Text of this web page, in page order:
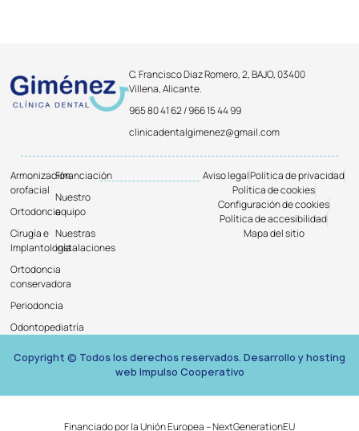
C. Francisco Diaz Romero, 2, BAJO, 03400
Villena, Alicante.
965 80 41 62 / 966 15 44 99
clinicadentalgimenez@gmail.com
Armonización
orofacial
Ortodoncia
Cirugía e
Implantología
Ortodoncia
conservadora
Periodoncia
Odontopediatría
Financiación
Nuestro
equipo
Nuestras
instalaciones
Aviso legalPolítica de privacidad
Política de cookies
Configuración de cookies
Política de accesibilidad
Mapa del sitio
Copyright © Todos los derechos reservados. Desarrollo y hosting
web Impulso Cooperativo
Financiado por la Unión Europea – NextGenerationEU